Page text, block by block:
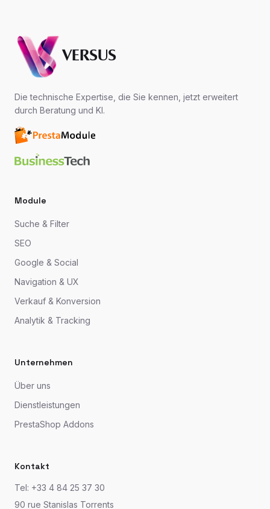
VERSUS
Die technische Expertise, die Sie kennen, jetzt erweitert
durch Beratung und KI.
Module
Suche & Filter
SEO
Google & Social
Navigation & UX
Verkauf & Konversion
Analytik & Tracking
Unternehmen
Über uns
Dienstleistungen
PrestaShop Addons
Kontakt
Tel: +33 4 84 25 37 30
90 rue Stanislas Torrents